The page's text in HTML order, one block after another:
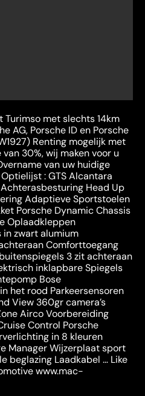
Turimso met slechts 14km
AG, Porsche ID en Porsche
Renting mogelijk met
30%, wij maken voor u
van uw huidige
: GTS Alcantara
Head Up
Adaptieve Sportstoelen
Porsche Dynamic Chassis
Oplaadkleppen
in zwart alumium
Comforttoegang
3 zit achteraan
inklapbare Spiegels
Bose
het rood Parkeersensoren
View 360gr camera’s
Airco Voorbereiding
Control Porsche
in 8 kleuren
Manager Wijzerplaat sport
beglazing Laadkabel … Like
www.mac-